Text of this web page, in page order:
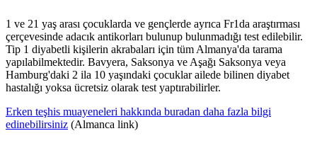
1 ve 21 yaş arası çocuklarda ve gençlerde ayrıca Fr1da araştırması
çerçevesinde adacık antikorları bulunup bulunmadığı test edilebilir.
Tip 1 diyabetli kişilerin akrabaları için tüm Almanya'da tarama
yapılabilmektedir. Bavyera, Saksonya ve Aşağı Saksonya veya
Hamburg'daki 2 ila 10 yaşındaki çocuklar ailede bilinen diyabet
hastalığı yoksa ücretsiz olarak test yaptırabilirler.
Erken teşhis muayeneleri hakkında buradan daha fazla bilgi
edinebilirsiniz (Almanca link)